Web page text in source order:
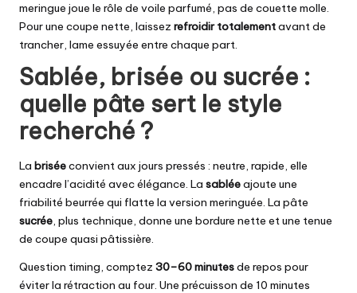
meringue joue le rôle de voile parfumé, pas de couette molle.
Pour une coupe nette, laissez refroidir totalementavant de
trancher, lame essuyée entre chaque part.
Sablée, brisée ou sucrée :
quelle pâte sert le style
recherché ?
La briséeconvient aux jours pressés : neutre, rapide, elle
encadre l’acidité avec élégance. La sabléeajoute une
friabilité beurrée qui flatte la version meringuée. La pâte
sucrée, plus technique, donne une bordure nette et une tenue
de coupe quasi pâtissière.
Question timing, comptez 30–60 minutesde repos pour
éviter la rétraction au four. Une précuisson de 10 minutes